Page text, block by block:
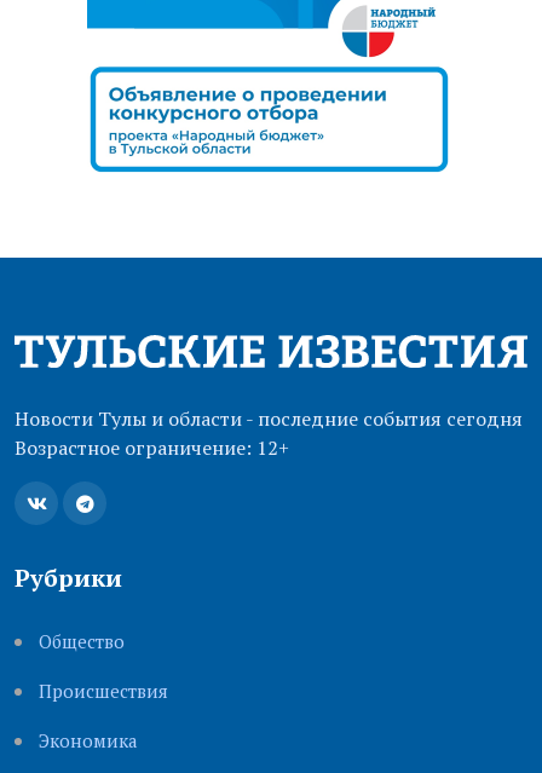
Новости Тулы и области - последние события сегодня
Возрастное ограничение: 12+
Рубрики
Общество
Происшествия
Экономика